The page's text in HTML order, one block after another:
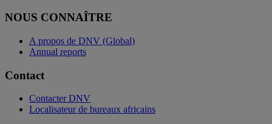
NOUS CONNAÎTRE
A propos de DNV (Global)
Annual reports
Contact
Contacter DNV
Localisateur de bureaux africains